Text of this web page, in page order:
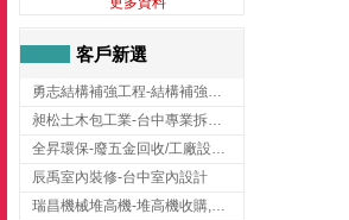
客戶新選
勇志結構補強工程-結構補強工程 ,桃園結構補強工程,龍潭結構補強工程
昶松土木包工業-台中專業拆除工程/挖土機出租
全昇環保-廢五金回收/工廠設備收購/機械設備回收/高價收購廠房設備
辰禹室內裝修-台中室內設計
瑞昌機械堆高機-堆高機收購,新北市堆高機,桃園堆高機